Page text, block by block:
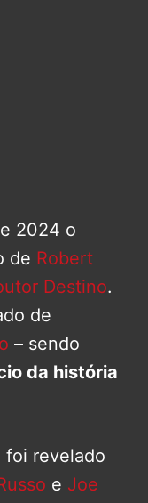
2024 o
de Robert
Destino.
de
– sendo
da história
foi revelado
e Joe